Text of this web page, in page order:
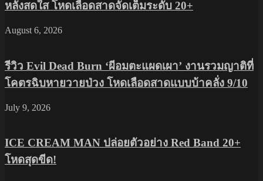
หลังสดใส โหดเลือดสาดจัดเต็มระดับ 20+
August 6, 2026
รีวิว Evil Dead Burn ‘ผีอมตะแผดเผา’ งานรวมญาติที่
โคตรฉิบหายวายป่วง โหดเลือดสาดแบบบ้าคลั่ง 9/10
July 9, 2026
ICE CREAM MAN ปล่อยตัวอย่าง Red Band 20+
โหดสุดขีด!